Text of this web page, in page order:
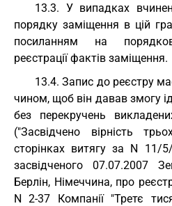
13.3. У випадках
порядку заміщення в цій
посиланням на
реєстрації фактів заміщення.
13.4. Запис до реєстру
чином, щоб він давав змогу
без перекручень
("Засвідчено вірність
сторінках витягу за N 11/
засвідченого 07.07.2007
Берлін, Німеччина, про
N 2-37 Компанії "Третє